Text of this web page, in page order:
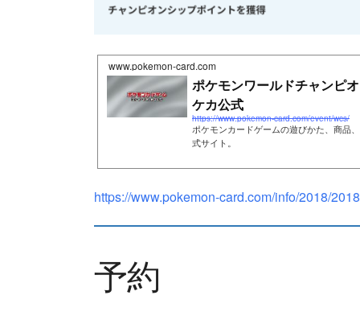
www.pokemon-card.com
ポケモンワールドチャンピ
ケカ公式
https://www.pokemon-card.com/event/wcs/
ポケモンカードゲームの遊びかた、商品
式サイト。
https://www.pokemon-card.com/info/2018/
予約